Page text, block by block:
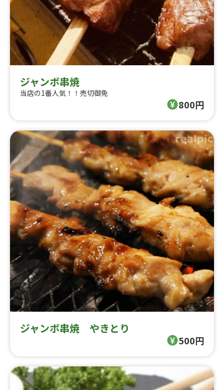
ジャンボ串焼
当店の1番人気！！売切御免
800円
ジャンボ串焼 やきとり
500円